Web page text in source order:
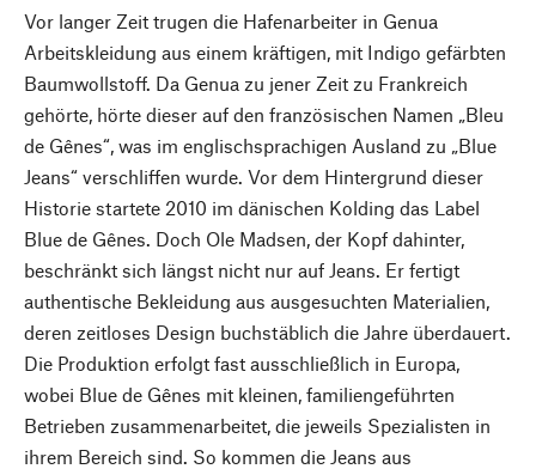
Vor langer Zeit trugen die Hafenarbeiter in Genua
Arbeitskleidung aus einem kräftigen, mit Indigo gefärbten
Baumwollstoff. Da Genua zu jener Zeit zu Frankreich
gehörte, hörte dieser auf den französischen Namen „Bleu
de Gênes“, was im englischsprachigen Ausland zu „Blue
Jeans“ verschliffen wurde. Vor dem Hintergrund dieser
Historie startete 2010 im dänischen Kolding das Label
Blue de Gênes. Doch Ole Madsen, der Kopf dahinter,
beschränkt sich längst nicht nur auf Jeans. Er fertigt
authentische Bekleidung aus ausgesuchten Materialien,
deren zeitloses Design buchstäblich die Jahre überdauert.
Die Produktion erfolgt fast ausschließlich in Europa,
wobei Blue de Gênes mit kleinen, familiengeführten
Betrieben zusammenarbeitet, die jeweils Spezialisten in
ihrem Bereich sind. So kommen die Jeans aus